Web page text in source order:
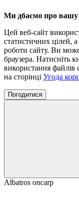
Ми дбаємо про вашу
Цей веб-сайт
статистичних цілей,
роботи сайту. Ви
браузера. Натисніть
використання
на сторінці Угода
Погодитися
Albatros onсarp